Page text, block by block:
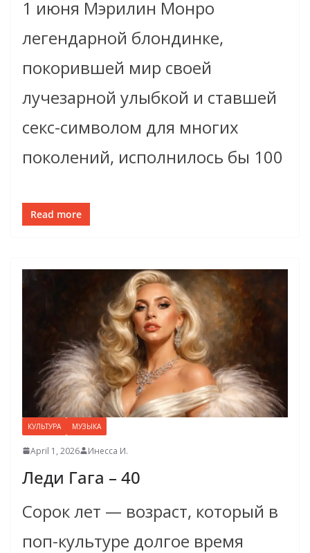
1 июня Мэрилин Монро
легендарной блондинке,
покорившей мир своей
лучезарной улыбкой и ставшей
секс-символом для многих
поколений, исполнилось бы 100
Read more
КУЛЬТУРА МУЗЫКА
April 1, 2026 Инесса И.
Леди Гага – 40
Сорок лет — возраст, который в
поп-культуре долгое время